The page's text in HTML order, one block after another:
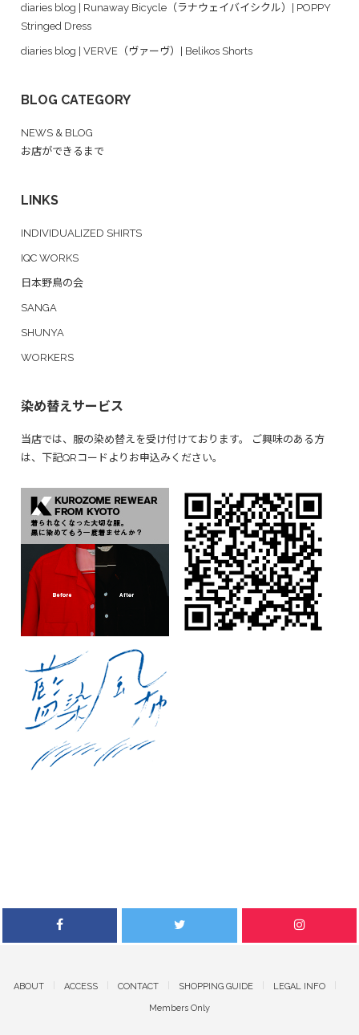
diaries blog | Runaway Bicycle（ラナウェイバイシクル）| POPPY
Stringed Dress
diaries blog | VERVE（ヴァーヴ）| Belikos Shorts
BLOG CATEGORY
NEWS & BLOG
お店ができるまで
LINKS
INDIVIDUALIZED SHIRTS
IQC WORKS
日本野鳥の会
SANGA
SHUNYA
WORKERS
染め替えサービス
当店では、服の染め替えを受け付けております。 ご興味のある方
は、下記QRコードよりお申込みください。
ABOUT ACCESS CONTACT SHOPPING GUIDE LEGAL INFO
Members Only